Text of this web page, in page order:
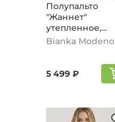
Полупальто
"Жаннет"
утепленное,
серый
Bianka Modeno
5 499 ₽